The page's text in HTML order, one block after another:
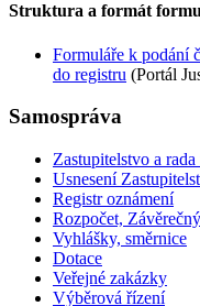
Struktura a formát
Formuláře k podání
do registru (Portál
Samospráva
Zastupitelstvo a rada
Usnesení
Registr oznámení
Rozpočet,
Vyhlášky, směrnice
Dotace
Veřejné zakázky
Výběrová řízení